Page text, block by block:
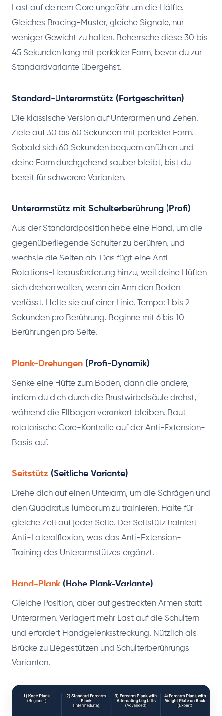
Last auf deinem Core ungefähr um die Hälfte.
Gleiches Bracing-Muster, gleiche Signale, nur
weniger Gewicht zu halten. Beherrsche diese 30 bis
45 Sekunden lang mit perfekter Form, bevor du zur
Standardvariante übergehst.
Standard-Unterarmstütz (Fortgeschritten)
Die klassische Version auf Unterarmen und Zehen.
Ziele auf 30 bis 60 Sekunden mit perfekter Form.
Sobald sich 60 Sekunden bequem anfühlen und
deine Form durchgehend sauber bleibt, bist du
bereit für schwerere Varianten.
Unterarmstütz mit Schulterberührung (Profi)
Aus der Standardposition hebe eine Hand, um die
gegenüberliegende Schulter zu berühren, und
wechsle die Seiten ab. Das fügt eine Anti-
Rotations-Herausforderung hinzu, weil deine Hüften
sich drehen wollen, wenn ein Arm den Boden
verlässt. Halte sie auf einer Linie. Tempo: 1 bis 2
Sekunden pro Berührung. Beginne mit 6 bis 10
Berührungen pro Seite.
Plank-Drehungen (Profi-Dynamik)
Senke eine Hüfte zum Boden, dann die andere,
indem du dich durch die Brustwirbelsäule drehst,
während die Ellbogen verankert bleiben. Baut
rotatorische Core-Kontrolle auf der Anti-Extension-
Basis auf.
Seitstütz (Seitliche Variante)
Drehe dich auf einen Unterarm, um die Schrägen und
den Quadratus lumborum zu trainieren. Halte für
gleiche Zeit auf jeder Seite. Der Seitstütz trainiert
Anti-Lateralflexion, was das Anti-Extension-
Training des Unterarmstützes ergänzt.
Hand-Plank (Hohe Plank-Variante)
Gleiche Position, aber auf gestreckten Armen statt
Unterarmen. Verlagert mehr Last auf die Schultern
und erfordert Handgelenksstreckung. Nützlich als
Brücke zu Liegestützen und Schulterberührungs-
Varianten.